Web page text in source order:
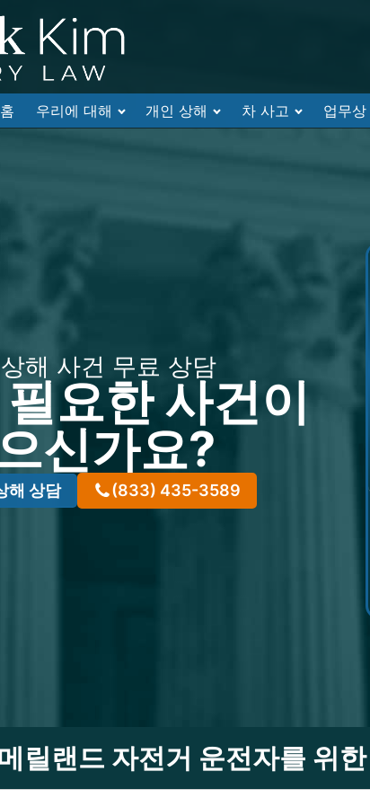
홈 우리에 대해 개인 상해 차 사고 업무
해 사건 무료 상담
요한 사건이
신가요?
해 상담 (833) 435-3589
릴랜드 자전거 운전자를 위